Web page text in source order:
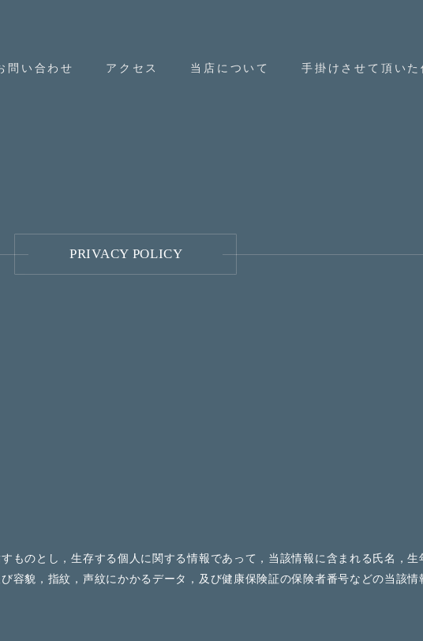
問い合わせ アクセス 当店について 手掛けさせて頂いた
PRIVACY POLICY
ものとし，生存する個人に関する情報であって，当該情報に含まれる氏名，生
容貌，指紋，声紋にかかるデータ，及び健康保険証の保険者番号などの当該